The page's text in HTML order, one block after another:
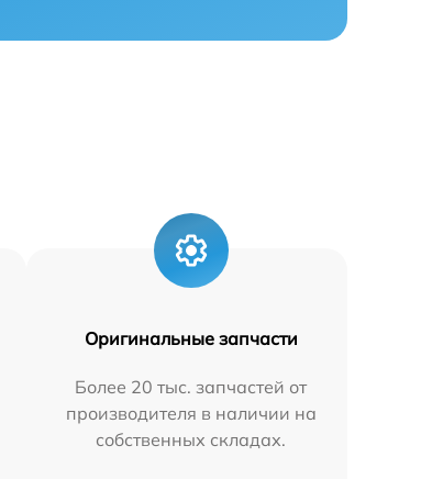
Оригинальные запчасти
Более 20 тыс. запчастей от
производителя в наличии на
собственных складах.